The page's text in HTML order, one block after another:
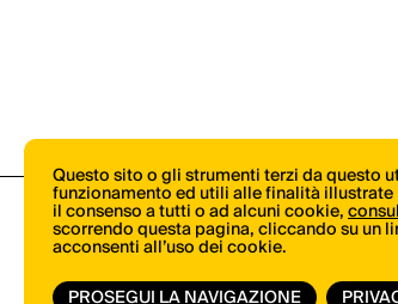
Questo sito o gli strumenti terzi da questo
funzionamento ed utili alle finalità
il consenso a tutti o ad alcuni cookie,
scorrendo questa pagina, cliccando su un
acconsenti all’uso dei cookie.
PROSEGUI LA NAVIGAZIONE